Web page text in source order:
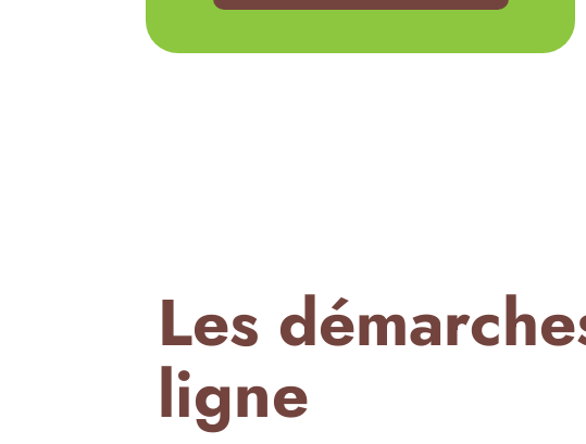
Les
ligne